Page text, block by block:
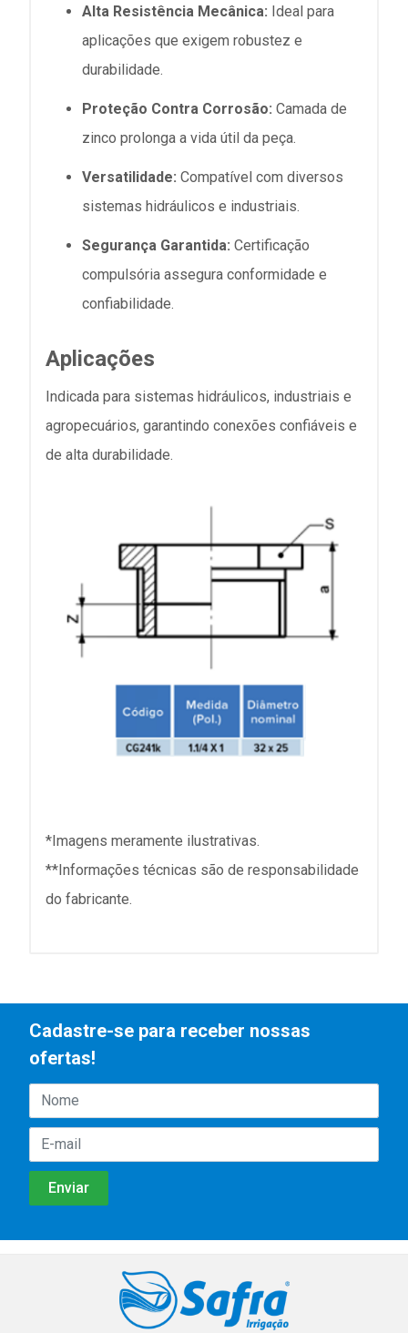
Alta Resistência Mecânica: Ideal para
aplicações que exigem robustez e
durabilidade.
Proteção Contra Corrosão: Camada de
zinco prolonga a vida útil da peça.
Versatilidade: Compatível com diversos
sistemas hidráulicos e industriais.
Segurança Garantida: Certificação
compulsória assegura conformidade e
confiabilidade.
Aplicações
Indicada para sistemas hidráulicos, industriais e
agropecuários, garantindo conexões confiáveis e
de alta durabilidade.
*Imagens meramente ilustrativas.
**Informações técnicas são de responsabilidade
do fabricante.
Cadastre-se para receber nossas
ofertas!